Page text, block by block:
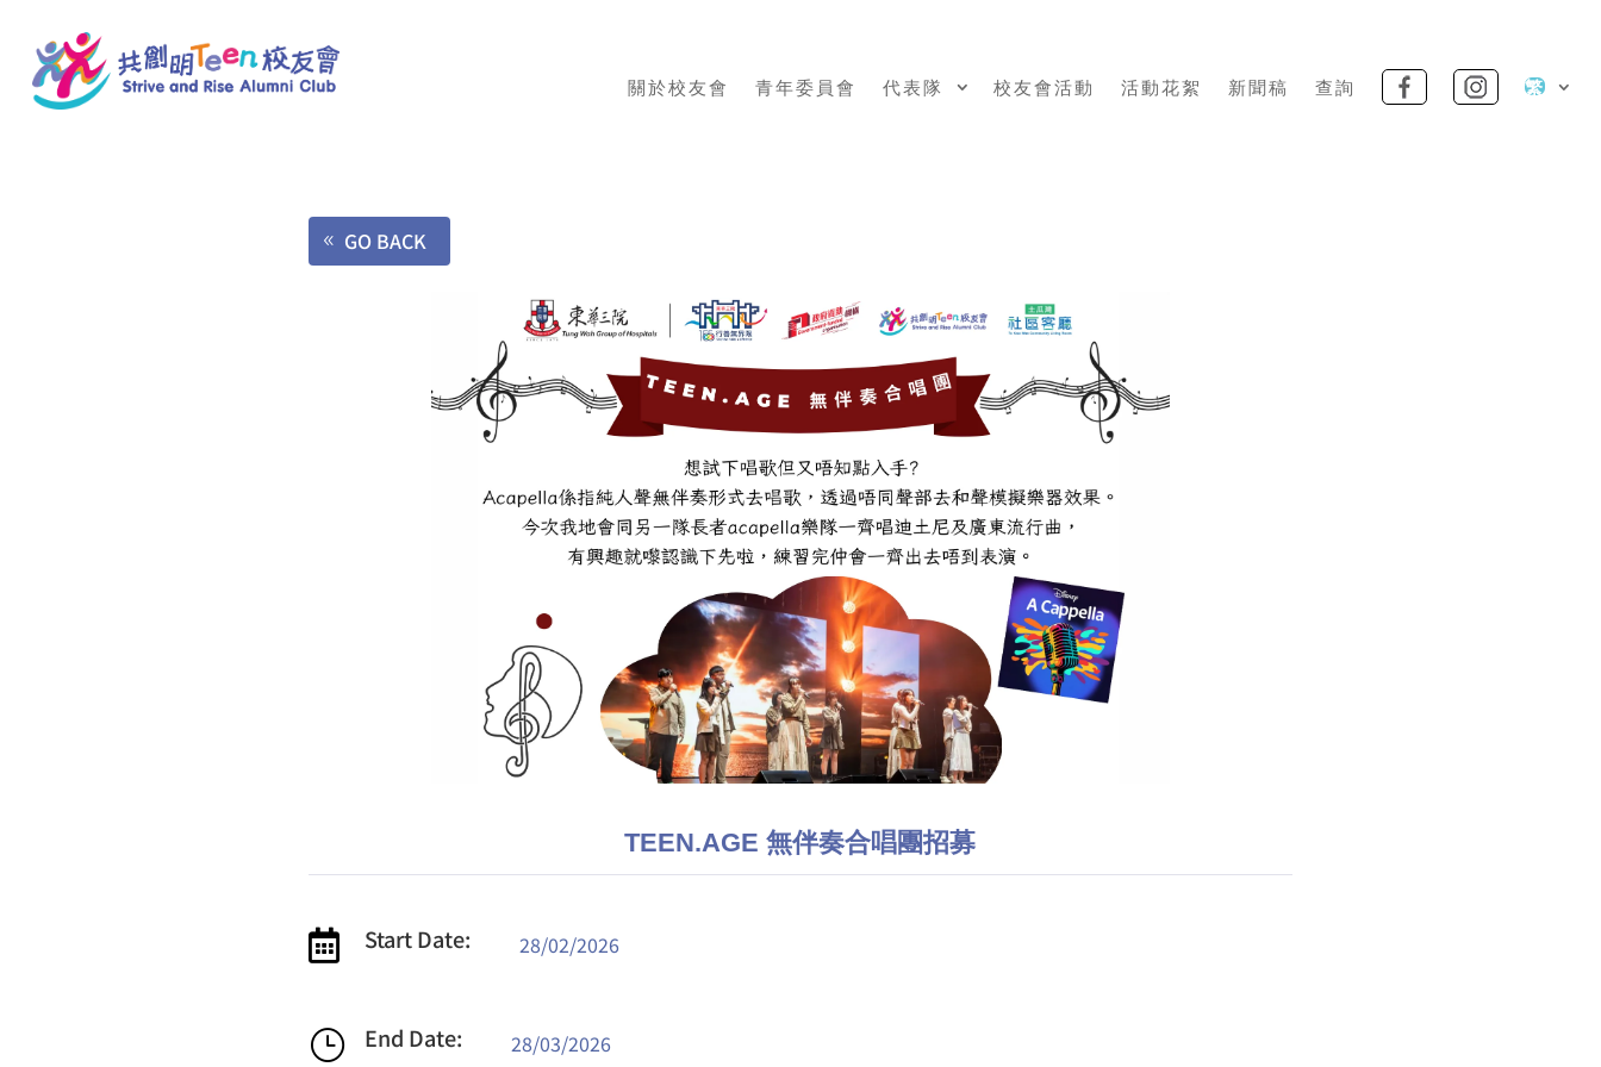
關於校友會 青年委員會 代表隊 校友會活動 活動花絮 新聞稿 查詢 繁
GO BACK
TEEN.AGE 無伴奏合唱團招募
 Start Date: 28/02/2026
} End Date: 28/03/2026